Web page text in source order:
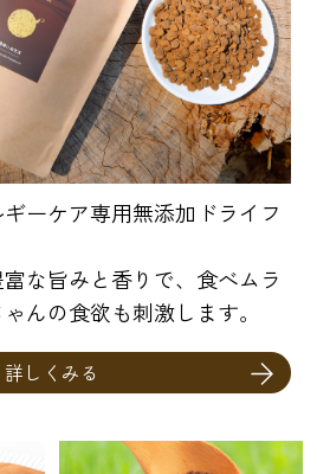
ーケア専用無添加ドライフ
な旨みと香りで、食べムラ
んの食欲も刺激します。
詳しくみる